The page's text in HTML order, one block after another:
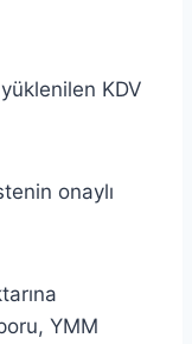
KDV
onaylı
YMM